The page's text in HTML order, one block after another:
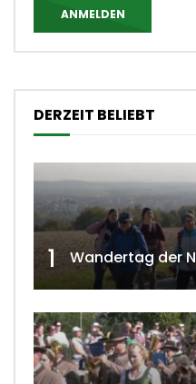
ANMELDEN
DERZEIT BELIEBT
1